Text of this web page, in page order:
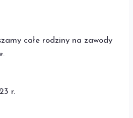
całe rodziny na zawody
r.